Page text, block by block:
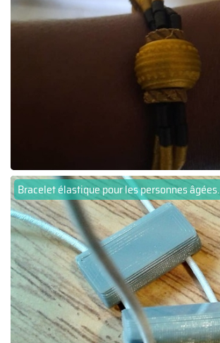
Bracelet élastique pour les personnes âgées.